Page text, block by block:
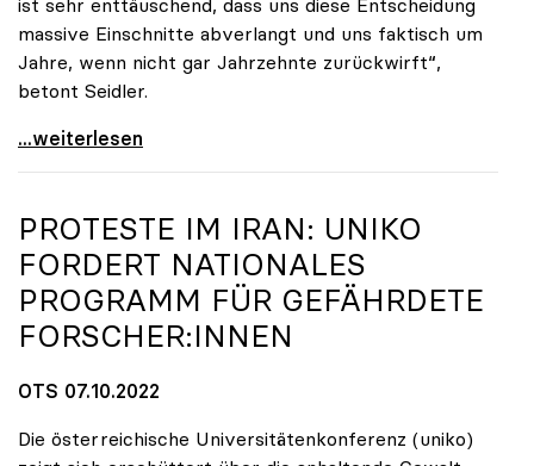
massive Einschnitte abverlangt und uns faktisch um
Jahre, wenn nicht gar Jahrzehnte zurückwirft“,
betont Seidler.
Uniko-Präsidentin Seidler zu Budgetrede:
...weiterlesen
PROTESTE IM IRAN: UNIKO
FORDERT NATIONALES
PROGRAMM FÜR GEFÄHRDETE
FORSCHER:INNEN
OTS 07.10.2022
Die österreichische Universitätenkonferenz (uniko)